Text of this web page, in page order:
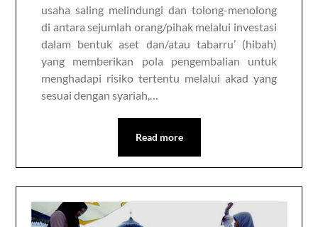
usaha saling melindungi dan tolong-menolong
di antara sejumlah orang/pihak melalui investasi
dalam bentuk aset dan/atau tabarru’ (hibah)
yang memberikan pola pengembalian untuk
menghadapi risiko tertentu melalui akad yang
sesuai dengan syariah,…
Read more